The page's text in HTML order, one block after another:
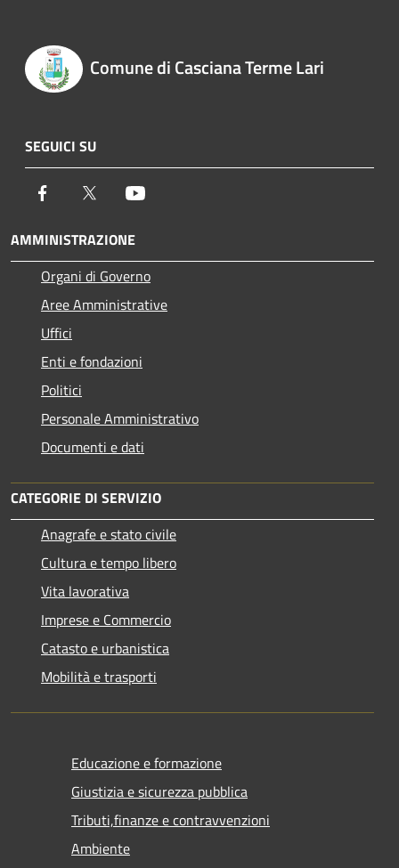
Comune di Casciana Terme Lari
SEGUICI SU
Facebook Twitter
AMMINISTRAZIONE
Organi di Governo
Aree Amministrative
Uffici
Enti e fondazioni
Politici
Personale Amministrativo
Documenti e dati
CATEGORIE DI SERVIZIO
Anagrafe e stato civile
Cultura e tempo libero
Vita lavorativa
Imprese e Commercio
Catasto e urbanistica
Mobilità e trasporti
Educazione e formazione
Giustizia e sicurezza pubblica
Tributi,finanze e contravvenzioni
Ambiente